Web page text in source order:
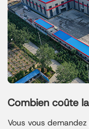
Combien coûte
métallique ?
Vous vous